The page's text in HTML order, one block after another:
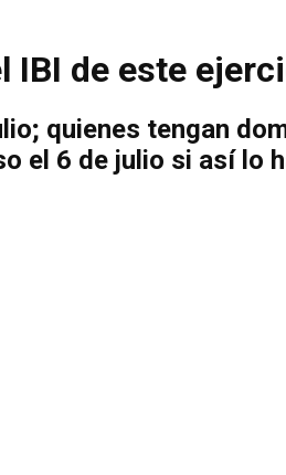
IBI de este
quienes tengan
el 6 de julio si así lo